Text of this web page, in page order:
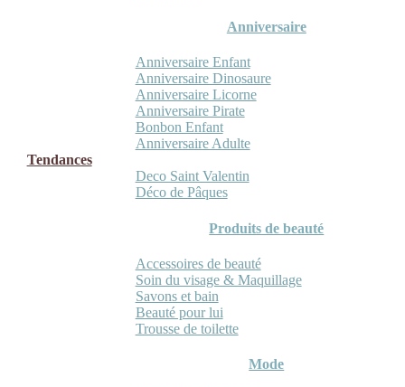
Anniversaire
Anniversaire Enfant
Anniversaire Dinosaure
Anniversaire Licorne
Anniversaire Pirate
Bonbon Enfant
Anniversaire Adulte
Tendances
Deco Saint Valentin
Déco de Pâques
Produits de beauté
Accessoires de beauté
Soin du visage & Maquillage
Savons et bain
Beauté pour lui
Trousse de toilette
Mode